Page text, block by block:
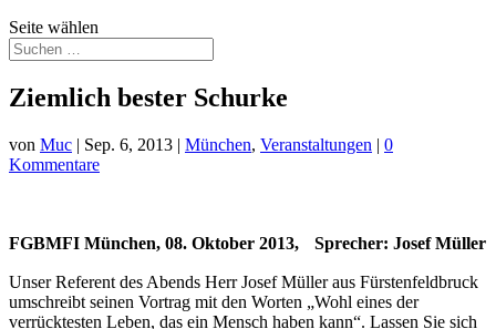
Seite wählen
Ziemlich bester Schurke
von Muc | Sep. 6, 2013 | München, Veranstaltungen | 0
Kommentare
FGBMFI München, 08. Oktober 2013, Sprecher: Josef Müller
Unser Referent des Abends Herr Josef Müller aus Fürstenfeldbruck
umschreibt seinen Vortrag mit den Worten „Wohl eines der
verrücktesten Leben, das ein Mensch haben kann“. Lassen Sie sich